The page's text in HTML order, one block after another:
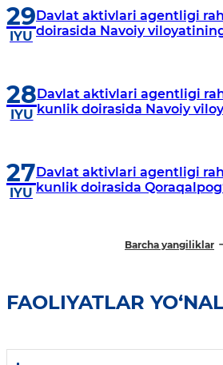
29
IYU
Davlat aktivlari agentligi
doirasida Navoiy
28
IYU
Davlat aktivlari agentligi
kunlik doirasida Navoiy
27
IYU
Davlat aktivlari agentligi
kunlik doirasida
Barcha yangiliklar
FAOLIYATLAR